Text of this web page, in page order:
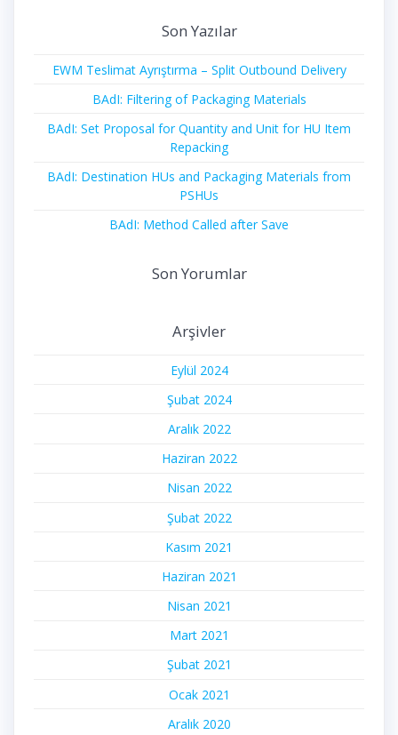
Son Yazılar
EWM Teslimat Ayrıştırma – Split Outbound Delivery
BAdI: Filtering of Packaging Materials
BAdI: Set Proposal for Quantity and Unit for HU Item
Repacking
BAdI: Destination HUs and Packaging Materials from
PSHUs
BAdI: Method Called after Save
Son Yorumlar
Arşivler
Eylül 2024
Şubat 2024
Aralık 2022
Haziran 2022
Nisan 2022
Şubat 2022
Kasım 2021
Haziran 2021
Nisan 2021
Mart 2021
Şubat 2021
Ocak 2021
Aralık 2020